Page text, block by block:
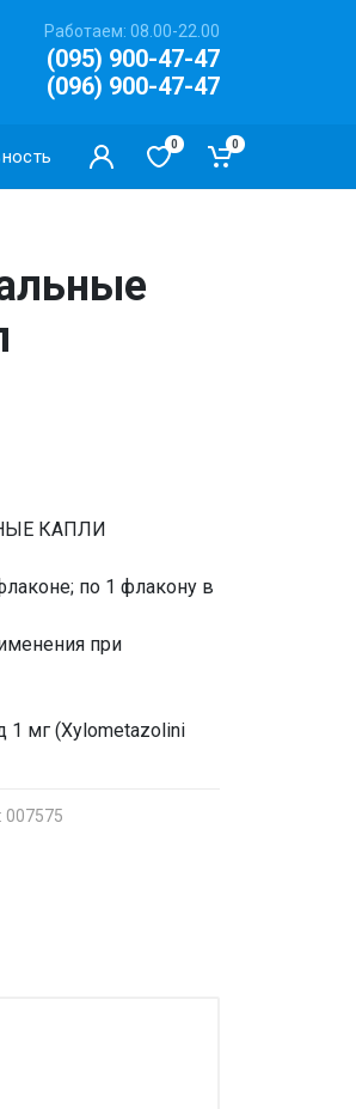
Работаем: 08.00-22.00
(095) 900-47-47
(096) 900-47-47
0 0
КАПЛИ
по 1 флакону в
при
1 мг (Xylometazolini
007575